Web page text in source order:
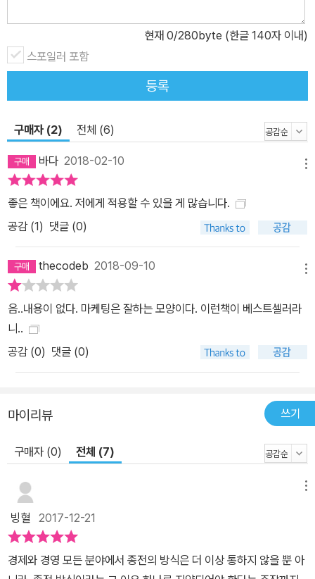
열한 경쟁이 벌어지고 있기 때문에 마케팅에 많은 돈을 쏟아부어도
이렇다 할 성과는 커녕 제대로 차별화하기도 어렵다. 푸르네즈 마케
팅 그룹(Fournaise Marketing Group)의 연구에 따르면 “조사 대
상 CEO의 73퍼센트가 마케터들은 비즈니스 신뢰가 부족하고 효과
데이터로 승부해야 한다. ? 필요한 피드백을 얻는 방법과 중요한 기
능을 구축하는 법을 배울 것이다. "이 제품을 더 이상 이용할 수 없다
면 어떻게 느끼겠습니까?"라고 질문하면 당신의 고객은 뭐라고 답할
까? 이 질문을 할 자신이 없다면 당신은 아직 고속 성장을 할 준비가
효과적인 마케팅의 핵심이다. 『린 분석(Lean Analytics)』등에 ‘션
려준다. ? 개발자부터 디자이너, 마케팅 담당자가 아이디어를 내고
우선순위를 함께 정하여 회사를 새로운 차원으로 끌어올리는 협업 방
법을 배울 것이다. 당신의 제품 팀(개발 팀)은 마케팅 팀과 얼마나 자
주 이야기를 나누는가? 당신의 엔지니어가 고객 만족에 대해 이야기
한 적은 언제였는가? 스타트업이든 대기업이든, 느끼든 못느끼든 조
직 간 단절 문제가 성장을 둔화시키고 있다. 요즈음의 경영 환경에서
제시하는 프로세스와 평가 모델을 이용하여 더 빠르게 최고의 성장
아이디어를 생성, 선정, 실험할 수 있다. 10번의 시합 경험이 있는 팀
과 20번의 시합 경험이 있는 팀 중 어느 팀이 노련하며 시합에서 이
에 한 번 실험할 수 있다면 매주 경쟁자보다 두 배 많이 배우는 것이
다. 이렇게 빨리 배움으로써 더 많이 배우는 것이 급속 그로스 해킹 절
차의 목표임과 동시에 그로스 해킹에서 얻는 엄청난 혜택이다. ? 저
콘밸리의 여러 신화적 기업들의 고객 이해를 위한 숨겨진 노력에 대
현재 0/280byte (한글 140자 이내)
스포일러 포함
등록
구매자 (2) 전체 (6)
바다 2018-02-10
좋은 책이에요. 저에게 적용할 수 있을 게 많습니다.
공감 (1) 댓글 (0)
thecodeb 2018-09-10
음..내용이 없다. 마케팅은 잘하는 모양이다. 이런책이 베스트셀러라
니..
공감 (0) 댓글 (0)
마이리뷰 쓰기
구매자 (0) 전체 (7)
빙혈 2017-12-21
경제와 경영 모든 분야에서 종전의 방식은 더 이상 통하지 않을 뿐 아